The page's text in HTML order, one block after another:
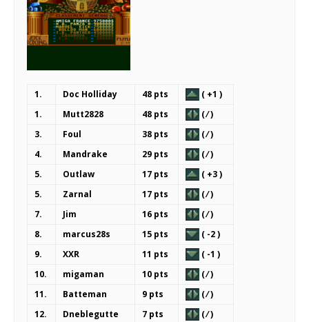
1. Doc Holliday 48 pts
( +1 )
1.
Mutt2828 48 pts
( ⁄ )
3.
Foul 38 pts
( ⁄ )
4.
Mandrake 29 pts
( ⁄ )
5.
Outlaw 17 pts
( +3 )
5.
Zarnal 17 pts
( ⁄ )
7.
Jim 16 pts
( ⁄ )
8.
marcus28s 15 pts
( -2 )
9.
XXR 11 pts
( -1 )
10.
migaman 10 pts
( ⁄ )
11.
Batteman 9 pts
( ⁄ )
12.
Dneblegutte 7 pts
( ⁄ )